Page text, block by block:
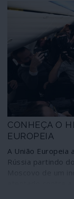
martirizada nação
que aquela em
imperial se
já, a retirada de
abandono do
serviço dos
promoveram a
CONHEÇA O
EUROPEIA
A União Europeia
Rússia partindo